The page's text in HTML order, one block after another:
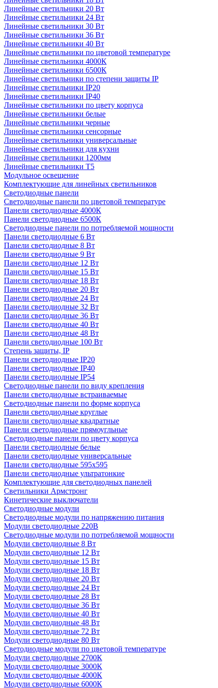
Линейные светильники 20 Вт
Линейные светильники 24 Вт
Линейные светильники 30 Вт
Линейные светильники 36 Вт
Линейные светильники 40 Вт
Линейные светильники по цветовой температуре
Линейные светильники 4000К
Линейные светильники 6500К
Линейные светильники по степени защиты IP
Линейные светильники IP20
Линейные светильники IP40
Линейные светильники по цвету корпуса
Линейные светильники белые
Линейные светильники черные
Линейные светильники сенсорные
Линейные светильники универсальные
Линейные светильники для кухни
Линейные светильники 1200мм
Линейные светильники Т5
Модульное освещение
Комплектующие для линейных светильников
Светодиодные панели
Светодиодные панели по цветовой температуре
Панели светодиодные 4000К
Панели светодиодные 6500К
Светодиодные панели по потребляемой мощности
Панели светодиодные 6 Вт
Панели светодиодные 8 Вт
Панели светодиодные 9 Вт
Панели светодиодные 12 Вт
Панели светодиодные 15 Вт
Панели светодиодные 18 Вт
Панели светодиодные 20 Вт
Панели светодиодные 24 Вт
Панели светодиодные 32 Вт
Панели светодиодные 36 Вт
Панели светодиодные 40 Вт
Панели светодиодные 48 Вт
Панели светодиодные 100 Вт
Степень защиты, IP
Панели светодиодные IP20
Панели светодиодные IP40
Панели светодиодные IP54
Светодиодные панели по виду крепления
Панели светодиодные встраиваемые
Светодиодные панели по форме корпуса
Панели светодиодные круглые
Панели светодиодные квадратные
Панели светодиодные прямоугльные
Светодиодные панели по цвету корпуса
Панели светодиодные белые
Панели светодиодные универсальные
Панели светодиодные 595х595
Панели светодиодные ультратонкие
Комплектующие для светодиодных панелей
Светильники Армстронг
Кинетические выключатели
Светодиодные модули
Светодиодные модули по напряжению питания
Модули светодиодные 220В
Светодиодные модули по потребляемой мощности
Модули светодиодные 8 Вт
Модули светодиодные 12 Вт
Модули светодиодные 15 Вт
Модули светодиодные 18 Вт
Модули светодиодные 20 Вт
Модули светодиодные 24 Вт
Модули светодиодные 28 Вт
Модули светодиодные 36 Вт
Модули светодиодные 40 Вт
Модули светодиодные 48 Вт
Модули светодиодные 72 Вт
Модули светодиодные 80 Вт
Светодиодные модули по цветовой температуре
Модули светодиодные 2700К
Модули светодиодные 3000К
Модули светодиодные 4000К
Модули светодиодные 6000К